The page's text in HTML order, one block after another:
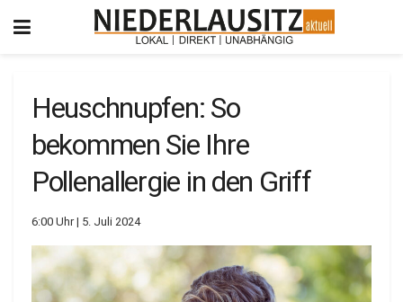
Heuschnupfen: So
bekommen Sie Ihre
Pollenallergie in den Griff
6:00 Uhr | 5. Juli 2024